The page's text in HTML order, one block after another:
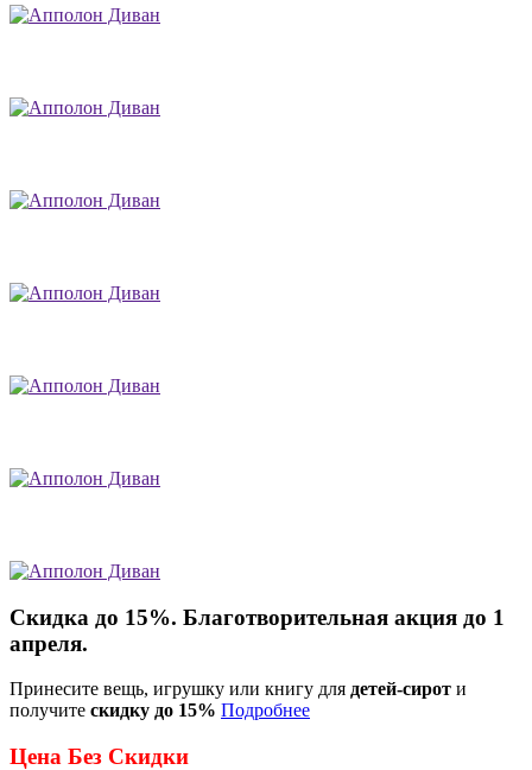
Скидка до 15%. Благотворительная акция до 1
апреля.
Принесите вещь, игрушку или книгу для детей-сирот и
получите скидку до 15% Подробнее
Цена Без Скидки